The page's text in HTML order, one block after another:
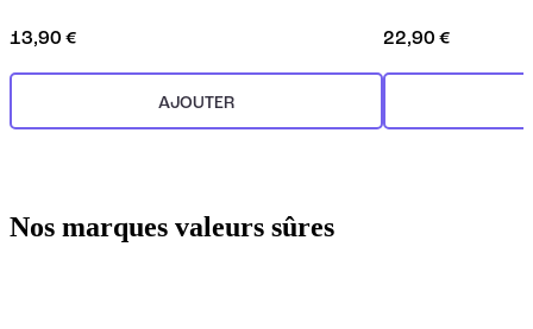
13,90 €
AJOUTER
22,90 €
Nos marques valeurs sûres